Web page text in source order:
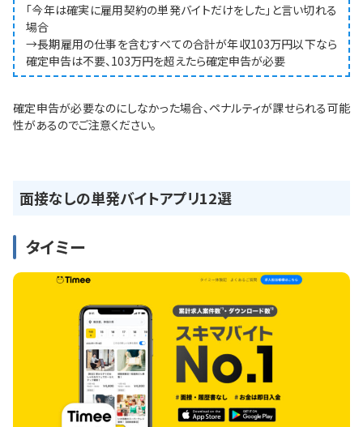
「今年は確実に雇用契約の単発バイトだけをした」と言い切れる
場合
→長期雇用の仕事を含むすべての合計が年収103万円以下なら
確定申告は不要、103万円を超えたら確定申告が必要
確定申告が必要なのにしなかった場合、ペナルティが課せられる可能
性があるのでご注意ください。
面接なしの単発バイトアプリ12選
タイミー